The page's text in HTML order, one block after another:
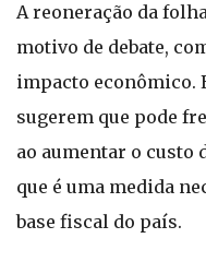
A reoneração da
motivo de debate,
impacto econômico.
sugerem que pode
ao aumentar o custo
que é uma medida
base fiscal do país.